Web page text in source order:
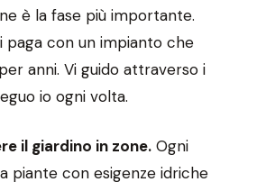
è la fase più importante.
paga con un impianto che
anni. Vi guido attraverso i
io ogni volta.
il giardino in zone. Ogni
piante con esigenze idriche